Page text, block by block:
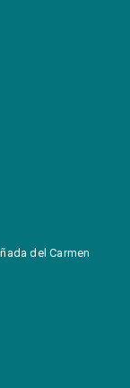
del Carmen